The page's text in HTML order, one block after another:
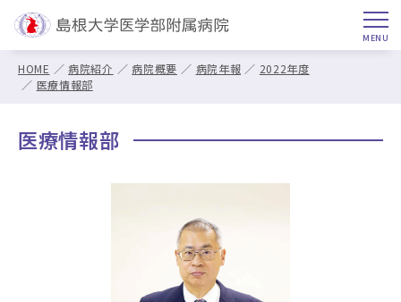
HOME 病院紹介 病院概要 病院年報
2022年度
医療情報部
医療情報部